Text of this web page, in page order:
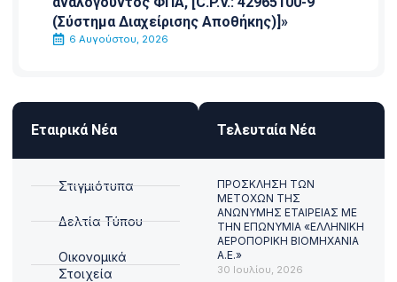
(Σύστημα Διαχείρισης Αποθήκης)]»
6 Αυγούστου, 2026
Εταιρικά Νέα
Στιγμιότυπα
Δελτία Τύπου
Οικονομικά
Στοιχεία
Τελευταία Νέα
ΠΡΟΣΚΛΗΣΗ ΤΩΝ
ΜΕΤΟΧΩΝ ΤΗΣ
ΑΝΩΝΥΜΗΣ ΕΤΑΙΡΕΙΑΣ ΜΕ
ΤΗΝ ΕΠΩΝΥΜΙΑ «ΕΛΛΗΝΙΚΗ
ΑΕΡΟΠΟΡΙΚΗ ΒΙΟΜΗΧΑΝΙΑ
Α.Ε.»
30 Ιουλίου, 2026